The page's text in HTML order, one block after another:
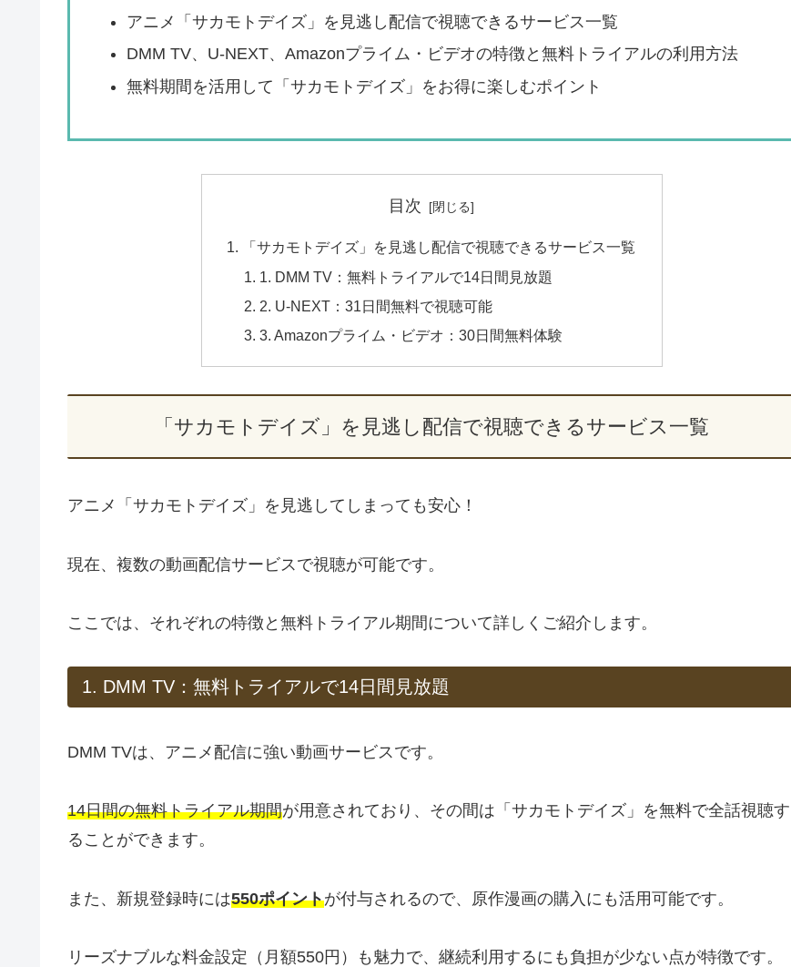
アニメ「サカモトデイズ」を見逃し配信で視聴できるサービス一覧
DMM TV、U-NEXT、Amazonプライム・ビデオの特徴と無料トライアルの利用方法
無料期間を活用して「サカモトデイズ」をお得に楽しむポイント
目次
「サカモトデイズ」を見逃し配信で視聴できるサービス一覧
1. DMM TV：無料トライアルで14日間見放題
2. U-NEXT：31日間無料で視聴可能
3. Amazonプライム・ビデオ：30日間無料体験
「サカモトデイズ」を見逃し配信で視聴できるサービス一覧
アニメ「サカモトデイズ」を見逃してしまっても安心！
現在、複数の動画配信サービスで視聴が可能です。
ここでは、それぞれの特徴と無料トライアル期間について詳しくご紹介します。
1. DMM TV：無料トライアルで14日間見放題
DMM TVは、アニメ配信に強い動画サービスです。
14日間の無料トライアル期間が用意されており、その間は「サカモトデイズ」を無料で全話視聴す
ることができます。
また、新規登録時には550ポイントが付与されるので、原作漫画の購入にも活用可能です。
リーズナブルな料金設定（月額550円）も魅力で、継続利用するにも負担が少ない点が特徴です。